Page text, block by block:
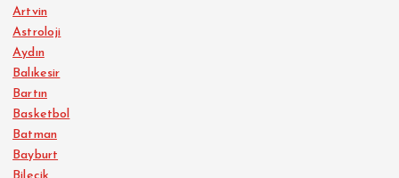
Artvin
Astroloji
Aydın
Balıkesir
Bartın
Basketbol
Batman
Bayburt